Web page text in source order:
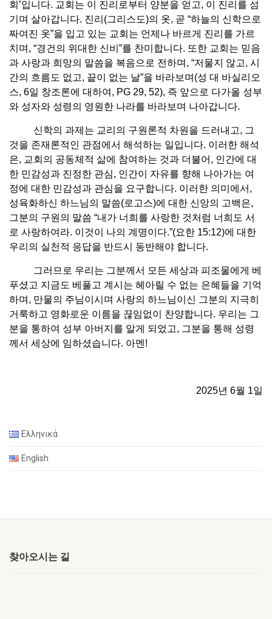
회’입니다. 교회는 이 진리로부터 양분을 얻고, 이 진리를 섬
기며 살아갑니다. 진리(그리스도)의 옷, 곧 “하늘의 신학으로
짜여진 옷”을 입고 있는 교회는 언제나 바르게 진리를 가르
치며, “경건의 위대한 신비”를 찬미합니다. 또한 교회는 믿음
과 사랑과 희망의 말씀을 복음으로 전하며, “저물지 않고, 시
간의 흐름도 없고, 끝이 없는 날”을 바라보며(성 대 바실리오
스, 6일 창조론에 대하여, PG 29, 52), 즉 앞으로 다가올 성부
와 성자와 성령의 영원한 나라를 바라보며 나아갑니다.
신학의 과제는 교리의 구원론적 차원을 드러내고, 그
것을 존재론적인 관점에서 해석하는 일입니다. 이러한 해석
은, 교회의 공동체적 삶에 참여하는 것과 더불어, 인간에 대
한 민감성과 진정한 관심, 인간이 자유를 향해 나아가는 여
정에 대한 민감성과 관심을 요구합니다. 이러한 의미에서,
성육화하신 하느님의 말씀(로고스)에 대한 신앙의 고백은,
그분의 구원의 말씀 “내가 너희를 사랑한 것처럼 너희도 서
로 사랑하여라. 이것이 나의 계명이다.”(요한 15:12)에 대한
우리의 실천적 응답을 반드시 동반해야 합니다.
그러므로 우리는 그분께서 모든 세상과 피조물에게 베
푸셨고 지금도 베풀고 계시는 헤아릴 수 없는 은혜들을 기억
하며, 만물의 주님이시며 사랑의 하느님이신 그분의 지극히
거룩하고 영화로운 이름을 끊임없이 찬양합니다. 우리는 그
분을 통하여 성부 아버지를 알게 되었고, 그분을 통해 성령
께서 세상에 임하셨습니다. 아멘!
2025년 6월 1일
Ελληνικά
English
찾아오시는 길